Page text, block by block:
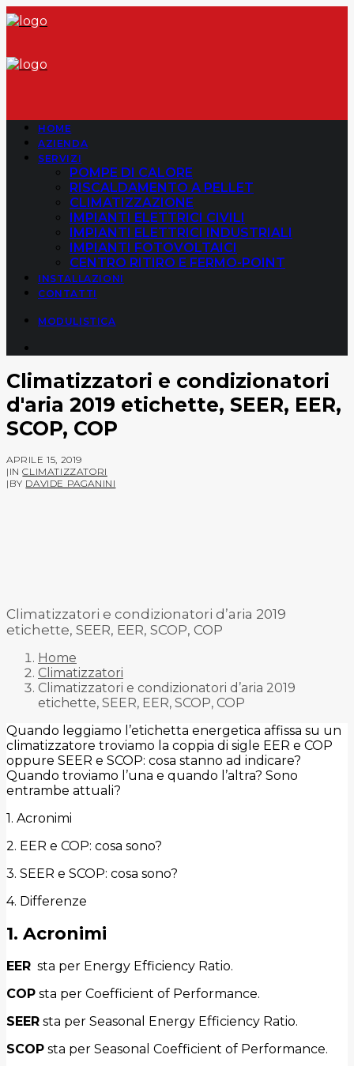
HOME
AZIENDA
SERVIZI
POMPE DI CALORE
RISCALDAMENTO A PELLET
CLIMATIZZAZIONE
IMPIANTI ELETTRICI CIVILI
IMPIANTI ELETTRICI INDUSTRIALI
IMPIANTI FOTOVOLTAICI
CENTRO RITIRO E FERMO-POINT
INSTALLAZIONI
CONTATTI
MODULISTICA
Climatizzatori e condizionatori
d'aria 2019 etichette, SEER, EER,
SCOP, COP
APRILE 15, 2019
| INCLIMATIZZATORI
| BY DAVIDE PAGANINI
Climatizzatori e condizionatori d’aria 2019
etichette, SEER, EER, SCOP, COP
Home
Climatizzatori
Climatizzatori e condizionatori d’aria 2019
etichette, SEER, EER, SCOP, COP
Quando leggiamo l’etichetta energetica affissa su un
climatizzatore troviamo la coppia di sigle EER e COP
oppure SEER e SCOP: cosa stanno ad indicare?
Quando troviamo l’una e quando l’altra? Sono
entrambe attuali?
1. Acronimi
2. EER e COP: cosa sono?
3. SEER e SCOP: cosa sono?
4. Differenze
1. Acronimi
EER sta per Energy Efficiency Ratio.
COP sta per Coefficient of Performance.
SEER sta per Seasonal Energy Efficiency Ratio.
SCOP sta per Seasonal Coefficient of Performance.